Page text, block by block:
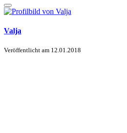
Valja
Veröffentlicht am 12.01.2018